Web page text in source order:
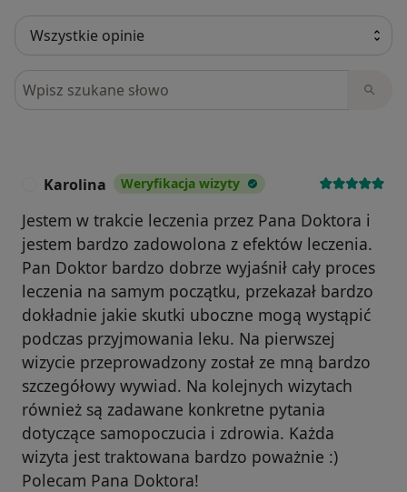
Szukaj w opiniach
Karolina Weryfikacja wizyty
Jestem w trakcie leczenia przez Pana Doktora i
jestem bardzo zadowolona z efektów leczenia.
Pan Doktor bardzo dobrze wyjaśnił cały proces
leczenia na samym początku, przekazał bardzo
dokładnie jakie skutki uboczne mogą wystąpić
podczas przyjmowania leku. Na pierwszej
wizycie przeprowadzony został ze mną bardzo
szczegółowy wywiad. Na kolejnych wizytach
również są zadawane konkretne pytania
dotyczące samopoczucia i zdrowia. Każda
wizyta jest traktowana bardzo poważnie :)
Polecam Pana Doktora!